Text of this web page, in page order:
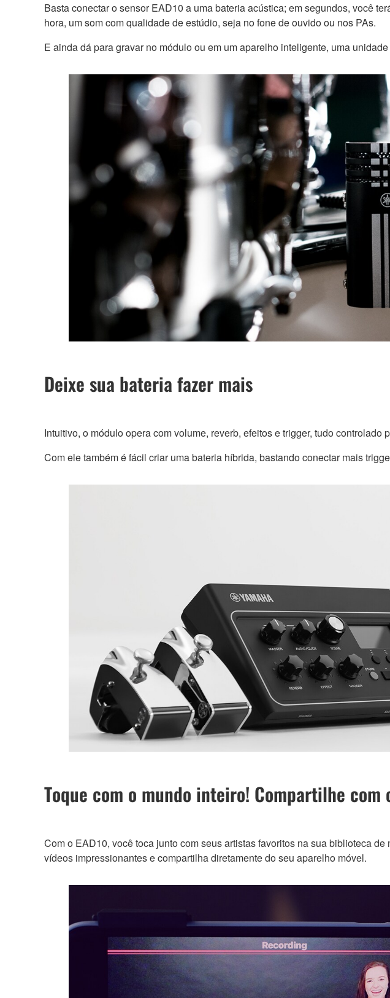
Basta conectar o sensor EAD10 a uma bateria acústica; em segundos, você
hora, um som com qualidade de estúdio, seja no fone de ouvido ou nos PAs.
E ainda dá para gravar no módulo ou em um aparelho inteligente, uma
Deixe sua bateria fazer mais
Intuitivo, o módulo opera com volume, reverb, efeitos e trigger, tudo
Com ele também é fácil criar uma bateria híbrida, bastando conectar mais
Toque com o mundo inteiro! Compartilhe
Com o EAD10, você toca junto com seus artistas favoritos na sua biblioteca
vídeos impressionantes e compartilha diretamente do seu aparelho móvel.